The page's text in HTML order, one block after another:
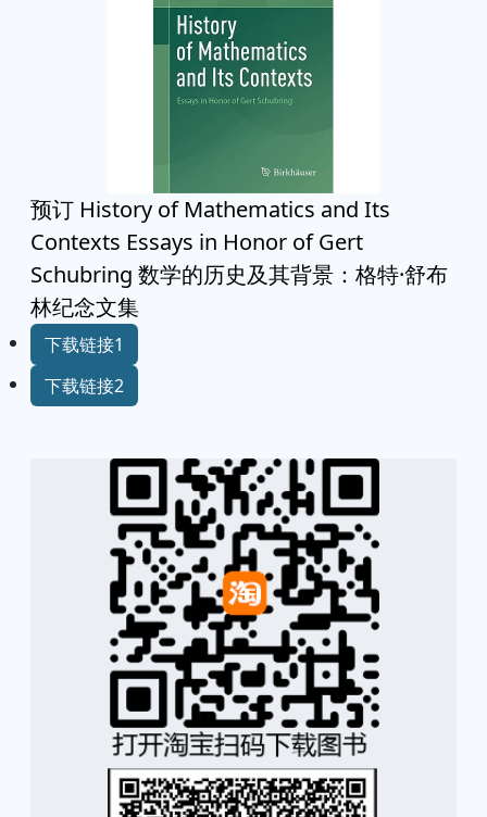
预订 History of Mathematics and Its
Contexts Essays in Honor of Gert
Schubring 数学的历史及其背景：格特·舒布
林纪念文集
下载链接1
下载链接2